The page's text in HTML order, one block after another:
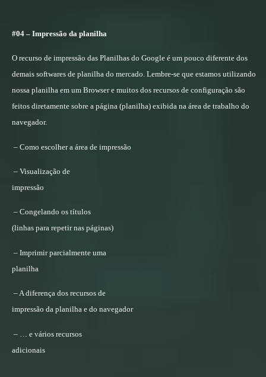
#04 – Impressão da planilha
O recurso de impressão das Planilhas do Google é um pouco diferente dos
demais softwares de planilha do mercado. Lembre-se que estamos utilizando
nossa planilha em um Browser e muitos dos recursos de configuração são
feitos diretamente sobre a página (planilha) exibida na área de trabalho do
navegador.
– Como escolher a área de impressão
– Visualização de
impressão
– Congelando os títulos
(linhas para repetir nas páginas)
– Imprimir parcialmente uma
planilha
– A diferença dos recursos de
impressão da planilha e do navegador
– … e vários recursos
adicionais